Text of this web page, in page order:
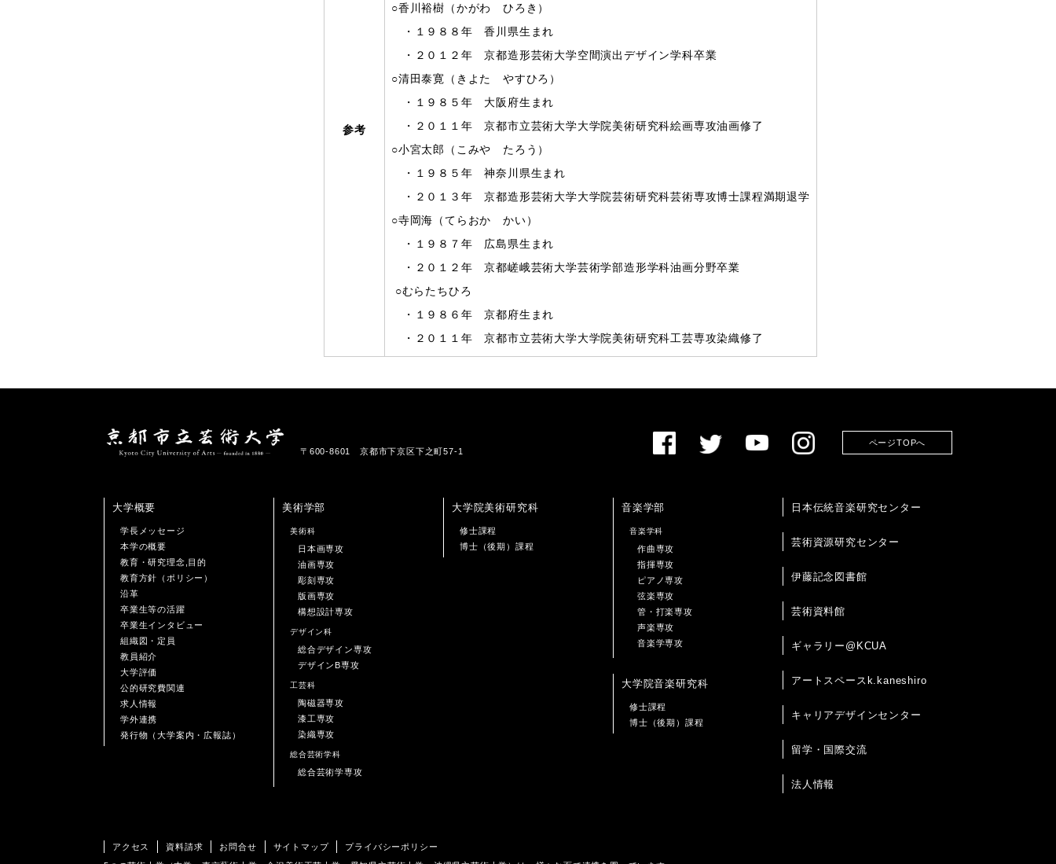
参考
○香川裕樹（かがわ ひろき）
・１９８８年 香川県生まれ
・２０１２年 京都造形芸術大学空間演出デザイン学科卒業
○清田泰寛（きよた やすひろ）
・１９８５年 大阪府生まれ
・２０１１年 京都市立芸術大学大学院美術研究科絵画専攻油画修了
○小宮太郎（こみや たろう）
・１９８５年 神奈川県生まれ
・２０１３年 京都造形芸術大学大学院芸術研究科芸術専攻博士課程満期退学
○寺岡海（てらおか かい）
・１９８７年 広島県生まれ
・２０１２年 京都嵯峨芸術大学芸術学部造形学科油画分野卒業
○むらたちひろ
・１９８６年 京都府生まれ
・２０１１年 京都市立芸術大学大学院美術研究科工芸専攻染織修了
〒600-8601 京都市下京区下之町57-1
ページTOPへ
大学概要
学長メッセージ
本学の概要
教育・研究理念,目的
教育方針（ポリシー）
沿革
卒業生等の活躍
卒業生インタビュー
組織図・定員
教員紹介
大学評価
公的研究費関連
求人情報
学外連携
発行物（大学案内・広報誌）
美術学部
美術科
日本画専攻
油画専攻
彫刻専攻
版画専攻
構想設計専攻
デザイン科
総合デザイン専攻
デザインB専攻
工芸科
陶磁器専攻
漆工専攻
染織専攻
総合芸術学科
総合芸術学専攻
大学院美術研究科
修士課程
博士（後期）課程
音楽学部
音楽学科
作曲専攻
指揮専攻
ピアノ専攻
弦楽専攻
管・打楽専攻
声楽専攻
音楽学専攻
大学院音楽研究科
修士課程
博士（後期）課程
日本伝統音楽研究センター
芸術資源研究センター
伊藤記念図書館
芸術資料館
ギャラリー@KCUA
アートスペースk.kaneshiro
キャリアデザインセンター
留学・国際交流
法人情報
アクセス 資料請求 お問合せ サイトマップ
プライバシーポリシー